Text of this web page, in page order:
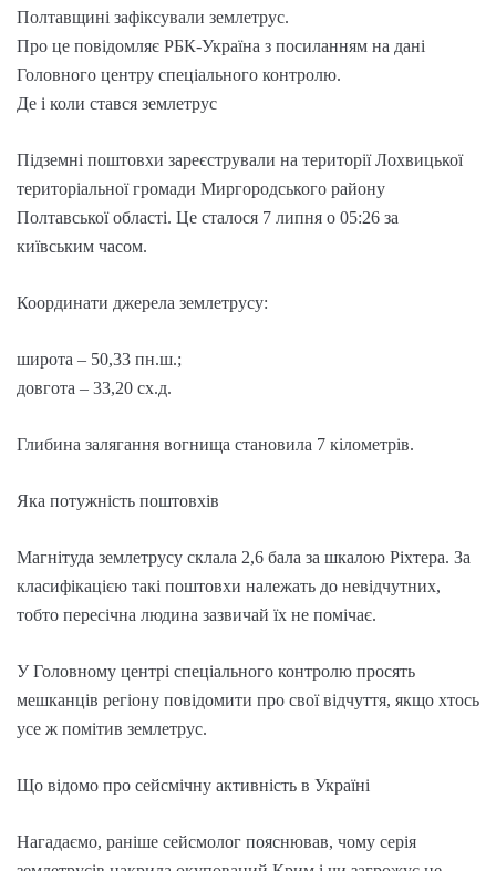
Полтавщині зафіксували землетрус.
Про це повідомляє РБК-Україна з посиланням на дані
Головного центру спеціального контролю.
Де і коли стався землетрус
Підземні поштовхи зареєстрували на території Лохвицької
територіальної громади Миргородського району
Полтавської області. Це сталося 7 липня о 05:26 за
київським часом.
Координати джерела землетрусу:
широта – 50,33 пн.ш.;
довгота – 33,20 сх.д.
Глибина залягання вогнища становила 7 кілометрів.
Яка потужність поштовхів
Магнітуда землетрусу склала 2,6 бала за шкалою Ріхтера. За
класифікацією такі поштовхи належать до невідчутних,
тобто пересічна людина зазвичай їх не помічає.
У Головному центрі спеціального контролю просять
мешканців регіону повідомити про свої відчуття, якщо хтось
усе ж помітив землетрус.
Що відомо про сейсмічну активність в Україні
Нагадаємо, раніше сейсмолог пояснював, чому серія